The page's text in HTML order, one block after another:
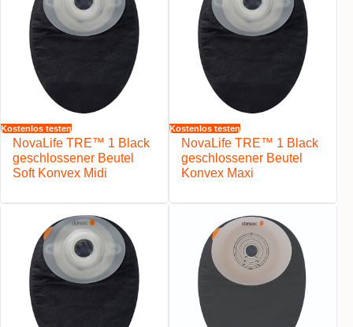
Kostenlos testen
NovaLife TRE™ 1 Black
geschlossener Beutel
Soft Konvex Midi
Kostenlos testen
NovaLife TRE™ 1 Black
geschlossener Beutel
Konvex Maxi